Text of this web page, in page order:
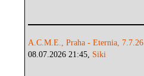
A.C.M.E., Praha - Eternia, 7.7.26
08.07.2026 21:45, Siki